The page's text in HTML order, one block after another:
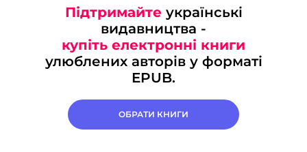
Підтримайте українські
видавництва -
купіть електронні книги
улюблених авторів у форматі
EPUB.
ОБРАТИ КНИГИ